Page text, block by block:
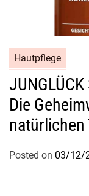
Hautpflege
Die
natürlichen
Posted on 03/12/